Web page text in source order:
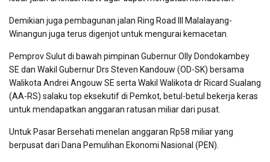
Demikian juga pembagunan jalan Ring Road III Malalayang-
Winangun juga terus digenjot untuk mengurai kemacetan.
Pemprov Sulut di bawah pimpinan Gubernur Olly Dondokambey
SE dan Wakil Gubernur Drs Steven Kandouw (OD-SK) bersama
Walikota Andrei Angouw SE serta Wakil Walikota dr Ricard Sualang
(AA-RS) salaku top eksekutif di Pemkot, betul-betul bekerja keras
untuk mendapatkan anggaran ratusan miliar dari pusat.
Untuk Pasar Bersehati menelan anggaran Rp58 miliar yang
berpusat dari Dana Pemulihan Ekonomi Nasional (PEN).